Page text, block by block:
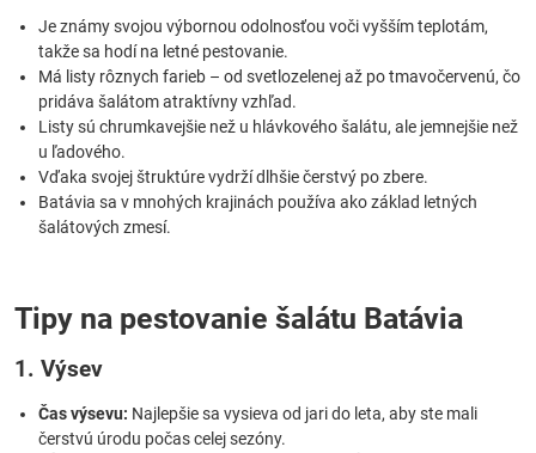
Je známy svojou výbornou odolnosťou voči vyšším teplotám,
takže sa hodí na letné pestovanie.
Má listy rôznych farieb – od svetlozelenej až po tmavočervenú, čo
pridáva šalátom atraktívny vzhľad.
Listy sú chrumkavejšie než u hlávkového šalátu, ale jemnejšie než
u ľadového.
Vďaka svojej štruktúre vydrží dlhšie čerstvý po zbere.
Batávia sa v mnohých krajinách používa ako základ letných
šalátových zmesí.
Tipy na pestovanie šalátu Batávia
1. Výsev
Čas výsevu: Najlepšie sa vysieva od jari do leta, aby ste mali
čerstvú úrodu počas celej sezóny.